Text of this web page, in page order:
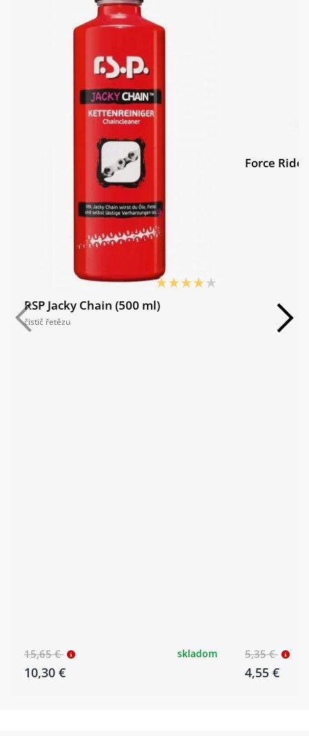
RSP Jacky Chain (500 ml)
čistič řetězu
15,65 €
10,30 €
skladom
Force Ride
5,35 €
4,55 €